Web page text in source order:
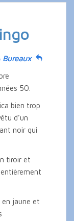
Bureaux
50.
bien trop
d’un
noir qui
tiroir et
en jaune et